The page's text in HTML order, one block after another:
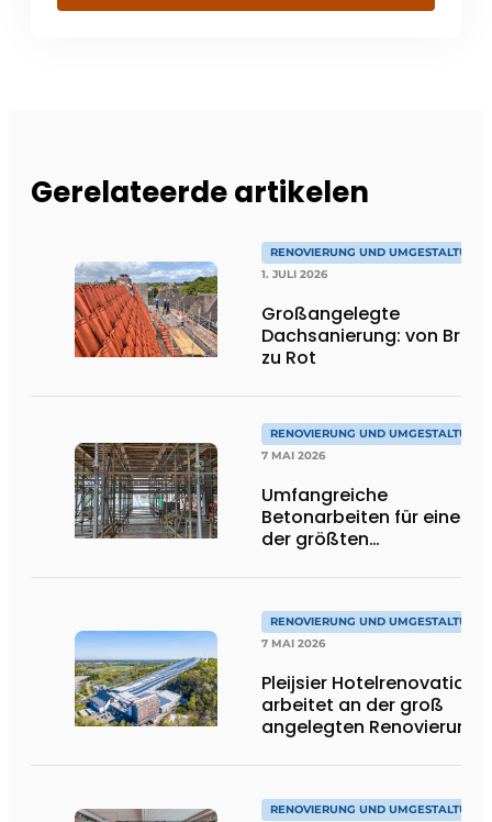
Gerelateerde artikelen
RENOVIERUNG UND UMGESTALTUNG
1. JULI 2026
Großangelegte
Dachsanierung: von
zu Rot
RENOVIERUNG UND UMGESTALTUNG
7 MAI 2026
Umfangreiche
Betonarbeiten für eines
der größten
RENOVIERUNG UND UMGESTALTUNG
7 MAI 2026
Pleijsier Hotelrenovation
arbeitet an der groß
angelegten Renovierung
RENOVIERUNG UND UMGESTALTUNG